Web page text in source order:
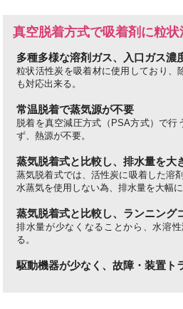
真空脱着方式で吸着剤に粒
多種多様な溶剤ガス、入口ガス濃
粒状活性炭を吸着材に使用しており、
も対応出来る。
常温脱着で蒸気源が不要
脱着を真空減圧方式（PSA方式）で
ず、熱源が不要。
蒸気脱着式と比較し、排水量を大
蒸気脱着式では、活性炭に吸着した溶
水蒸気を使用しない為、排水量を大幅
蒸気脱着式と比較し、ランニング
排水量が少なくなることから、水溶
る。
駆動機器が少なく、故障・装置ト